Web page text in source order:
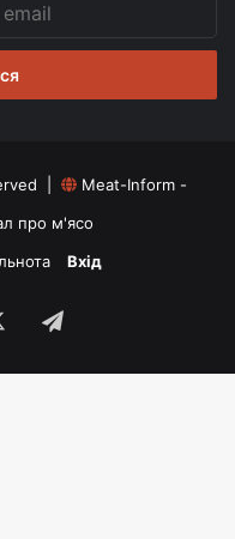
|
Meat-Inform -
про м'ясо
Вхід